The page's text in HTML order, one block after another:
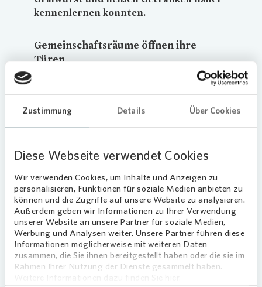
Zustimmung Details Über Cookies
Diese Webseite verwendet Cookies
Wir verwenden Cookies, um Inhalte und Anzeigen zu
personalisieren, Funktionen für soziale Medien anbieten zu
können und die Zugriffe auf unsere Website zu analysieren.
Außerdem geben wir Informationen zu Ihrer Verwendung
unserer Website an unsere Partner für soziale Medien,
Werbung und Analysen weiter. Unsere Partner führen diese
Informationen möglicherweise mit weiteren Daten
zusammen, die Sie ihnen bereitgestellt haben oder die sie im
Rahmen Ihrer Nutzung der Dienste gesammelt haben.
kennenlernen konnten.
Gemeinschaftsräume öffnen ihre
Türen
Wohnangebot für erwachsene Menschen mit
psychischen Erkrankungen realisiert, hatte im
Vorfeld Hausaushänge in der Nachbarschaft
Grillevent aufmerksam zu machen. Mit Erfolg –
tauschten sich zu den Aktivitäten vor Ort aus.
Neben dem geselligen Beisammensein vor der Tür
konnten interessierte Besucherinnen und Besucher
auch die Gemeinschaftsräume der
Wohneinrichtung besichtigen. Dort warteten
zusätzlich Kaffee und Kuchen auf die Gäste.